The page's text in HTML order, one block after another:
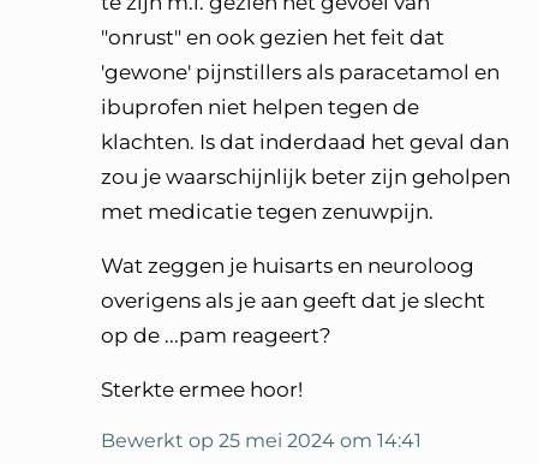
"onrust" en ook gezien het feit dat
'gewone' pijnstillers als paracetamol en
ibuprofen niet helpen tegen de
klachten. Is dat inderdaad het geval dan
zou je waarschijnlijk beter zijn geholpen
met medicatie tegen zenuwpijn.
Wat zeggen je huisarts en neuroloog
overigens als je aan geeft dat je slecht
op de ...pam reageert?
Sterkte ermee hoor!
Bewerkt op 25 mei 2024 om 14:41